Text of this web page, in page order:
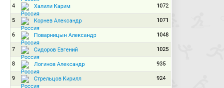
4 Халили Карим 1072
5 Корнев Александр 1071
6 Поварницын Александр 1048
7 Сидоров Евгений 1025
8 Логинов Александр 935
9 Стрельцов Кирилл 924